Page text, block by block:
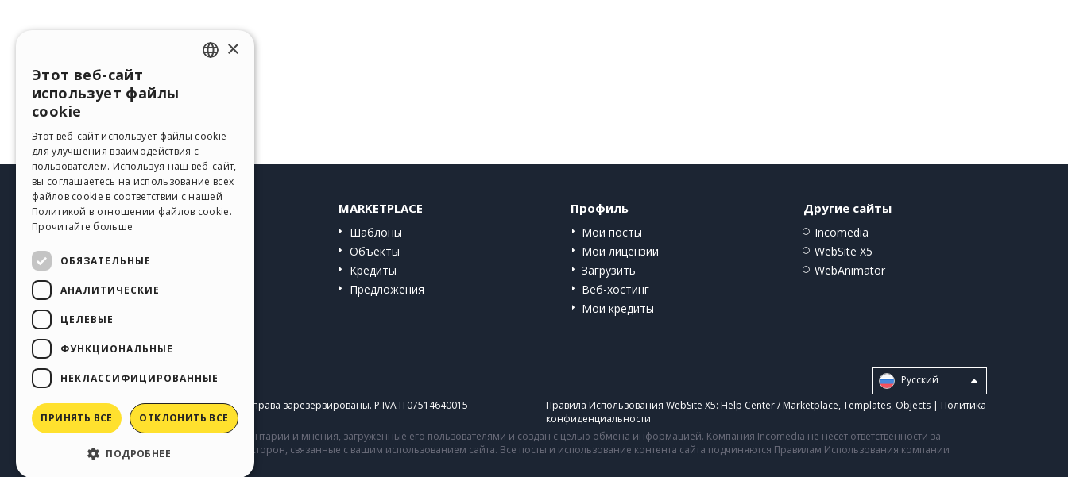
HELP CENTER
Инструкции
MARKETPLACE
Шаблоны
Объекты
Кредиты
Предложения
Профиль
Мои посты
Мои лицензии
Загрузить
Веб-хостинг
Мои кредиты
Другие сайты
Incomedia
WebSite X5
WebAnimator
Pусский
Copyright © 2026Incomedia s.r.l.Все права зарезервированы. P.IVA IT07514640015 Правила Использования WebSite X5: Help Center / Marketplace, Templates, Objects | Политика
конфиденциальности
Сайт содержит информацию, комментарии и мнения, загруженные его пользователями и создан с целью обмена информацией. Компания Incomedia не несет ответственности за
комментарии и поведение третьих сторон, связанные с вашим использованием сайта. Все посты и использование контента сайта подчиняются Правилам Использования компании
Incomedia.
GERMAN
SPANISH
PORTUGUESE
POLISH
×
Этот веб-сайт
использует файлы
cookie
Этот веб-сайт использует файлы cookie
для улучшения взаимодействия с
пользователем. Используя наш веб-сайт,
вы соглашаетесь на использование всех
файлов cookie в соответствии с нашей
Политикой в ​​отношении файлов cookie.
Прочитайте больше
ОБЯЗАТЕЛЬНЫЕ
АНАЛИТИЧЕСКИЕ
ЦЕЛЕВЫЕ
ФУНКЦИОНАЛЬНЫЕ
НЕКЛАССИФИЦИРОВАННЫЕ
ПРИНЯТЬ ВСЕ ОТКЛОНИТЬ ВСЕ
ПОДРОБНЕЕ